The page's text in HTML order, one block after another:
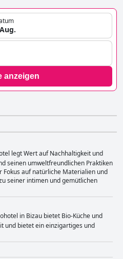
anzeigen
legt Wert auf Nachhaltigkeit und
seinen umweltfreundlichen Praktiken
Fokus auf natürliche Materialien und
seiner intimen und gemütlichen
in Bizau bietet Bio-Küche und
und bietet ein einzigartiges und